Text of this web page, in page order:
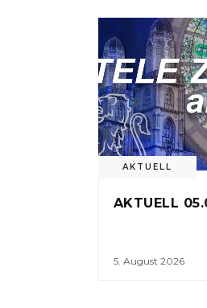
AKTUELL
AKTUELL
5. August 2026